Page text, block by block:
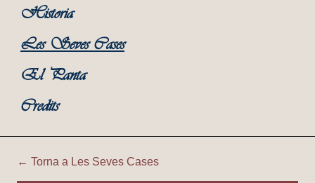
Historia
Les Seves Cases
El Panta
Credits
Tiurana | Cobert de Cal
← Torna a Les Seves Cases